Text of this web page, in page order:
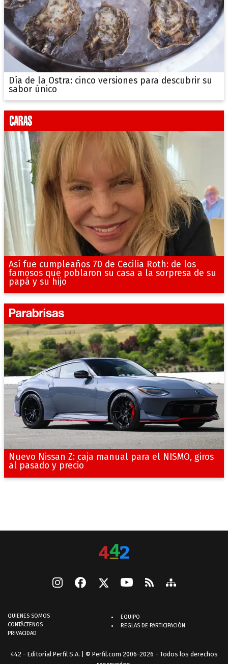
Día de la Ostra: cinco versiones para descubrir su
sabor único
Así fue cumpleaños 70 de Cecilia Roth: de los
famosos que poblaron su casa a la sorpresa de su
papá y su hijo
Nuevo Nissan Z: caja manual para el NISMO, giros
al pasado y precio
QUIENES SOMOS
CONTÁCTENOS
PRIVACIDAD
EQUIPO
REGLAS DE PARTICIPACIÓN
442 - Editorial Perfil S.A. | © Perfil.com 2006-2026 - Todos los derechos